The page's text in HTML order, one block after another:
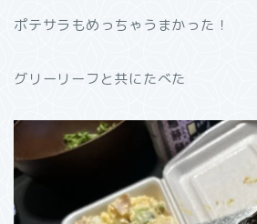
ポテサラもめっちゃうまかった！
グリーリーフと共にたべた